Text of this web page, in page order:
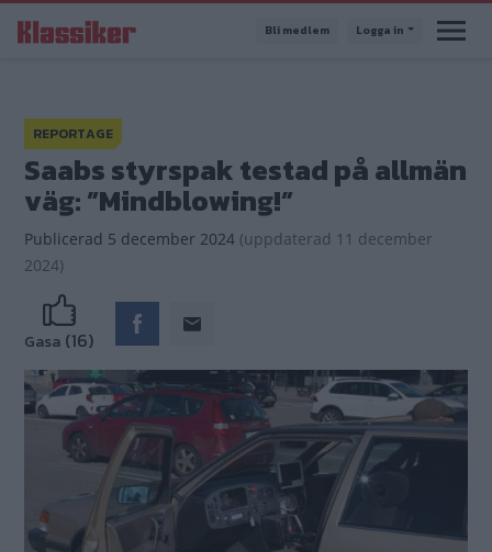
till
Bli medlem Logga in
REPORTAGE
Saabs styrspak testad på allmän
väg: ”Mindblowing!”
Publicerad 5 december 2024 (uppdaterad 11 december
2024)
Gasa (16)